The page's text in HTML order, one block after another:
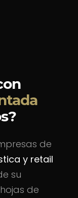
de
y retail
su
de